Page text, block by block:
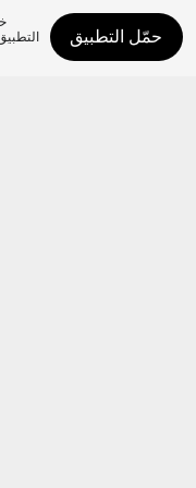
حمّل التطبيق